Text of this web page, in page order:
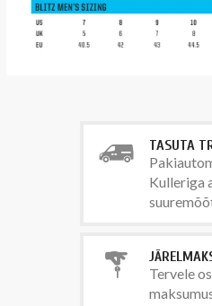
TASUTA
Kulleriga
Tervele